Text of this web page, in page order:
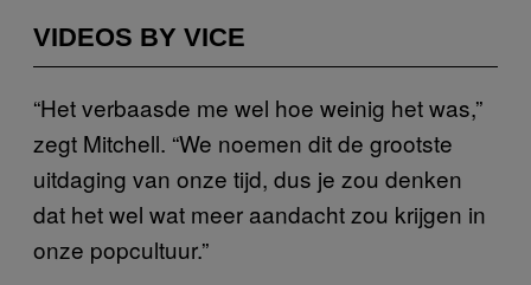
VIDEOS BY VICE
“Het verbaasde me wel hoe weinig het was,”
zegt Mitchell. “We noemen dit de grootste
uitdaging van onze tijd, dus je zou denken
dat het wel wat meer aandacht zou krijgen in
onze popcultuur.”